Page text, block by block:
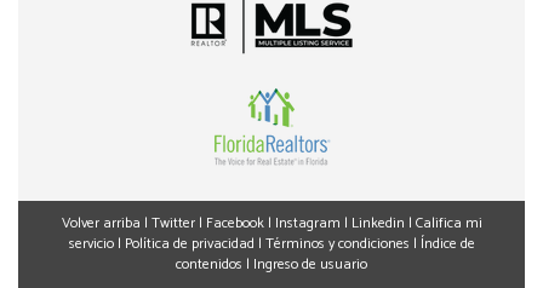
Volver arriba | Twitter| Facebook| Instagram | Linkedin | Califica mi
servicio| Política de privacidad | Términos y condiciones | Índice de
contenidos | Ingreso de usuario